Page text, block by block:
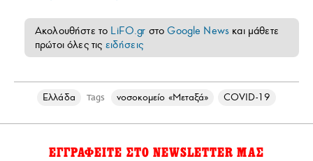
Ακολουθήστε το LiFO.gr στοGoogle News και μάθετε
πρώτοι όλες τις ειδήσεις
Ελλάδα Tags νοσοκομείο «Μεταξά» COVID-19
ΕΓΓΡΑΦΕΙΤΕ ΣΤΟ NEWSLETTER ΜΑΣ